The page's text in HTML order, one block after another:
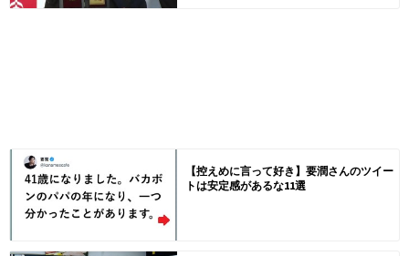
【控えめに言って好き】要潤さんのツイー
トは安定感があるな11選